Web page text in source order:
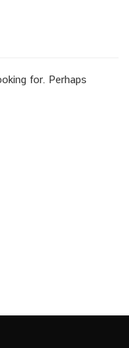
for. Perhaps